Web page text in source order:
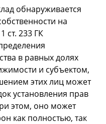
обнаруживается
на
ст. 233 ГК
в равных долях
и субъектом,
этих лиц может
установления прав
этом, оно может
как полностью, так